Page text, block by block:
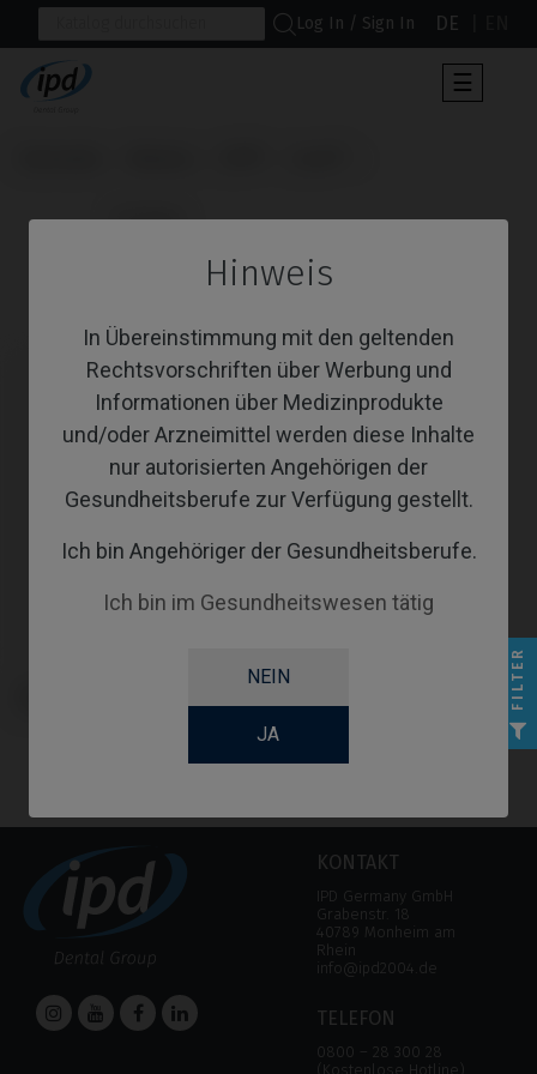
Hinweis
In Übereinstimmung mit den geltenden
Rechtsvorschriften über Werbung und
Informationen über Medizinprodukte
und/oder Arzneimittel werden diese Inhalte
nur autorisierten Angehörigen der
Gesundheitsberufe zur Verfügung gestellt.
Ich bin Angehöriger der Gesundheitsberufe.
Ich bin im Gesundheitswesen tätig
NEIN
JA
Log In / Sign In DE
der
☰
                      Analoge
KONTAKT
IPD Germany GmbH
Grabenstr. 18
40789 Monheim am
Rhein
info@ipd2004.de
TELEFON
0800 – 28 300 28
(Kostenlose Hotline)
FILTER